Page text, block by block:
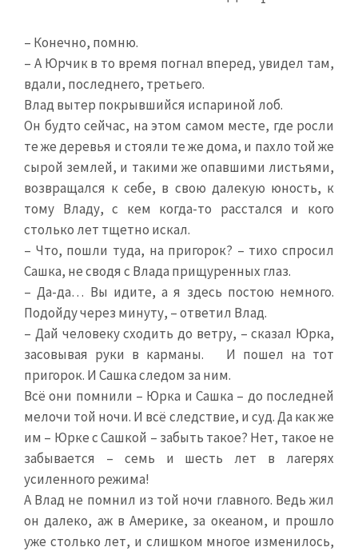
– Конечно, помню.
– А Юрчик в то время погнал вперед, увидел там,
вдали, последнего, третьего.
Влад вытер покрывшийся испариной лоб.
Он будто сейчас, на этом самом месте, где росли
те же деревья и стояли те же дома, и пахло той же
сырой землей, и такими же опавшими листьями,
возвращался к себе, в свою далекую юность, к
тому Владу, с кем когда-то расстался и кого
столько лет тщетно искал.
– Что, пошли туда, на пригорок? – тихо спросил
Сашка, не сводя с Влада прищуренных глаз.
– Да-да… Вы идите, а я здесь постою немного.
Подойду через минуту, – ответил Влад.
– Дай человеку сходить до ветру, – сказал Юрка,
засовывая руки в карманы. И пошел на тот
пригорок. И Сашка следом за ним.
Всё они помнили – Юрка и Сашка – до последней
мелочи той ночи. И всё следствие, и суд. Да как же
им – Юрке с Сашкой – забыть такое? Нет, такое не
забывается – семь и шесть лет в лагерях
усиленного режима!
А Влад не помнил из той ночи главного. Ведь жил
он далеко, аж в Америке, за океаном, и прошло
уже столько лет, и слишком многое изменилось,